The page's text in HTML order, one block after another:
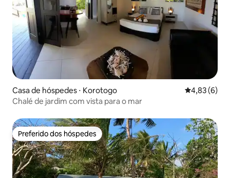
Casa de hóspedes ⋅ Korotogo 4,83 de uma
4,83 (6)
Chalé de jardim com vista para o mar
Preferido dos hóspedes
Preferido dos hóspedes